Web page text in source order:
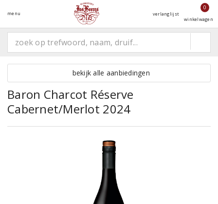
menu verlanglijst
0
winkelwagen
bekijk alle aanbiedingen
Baron Charcot Réserve
Cabernet/Merlot 2024